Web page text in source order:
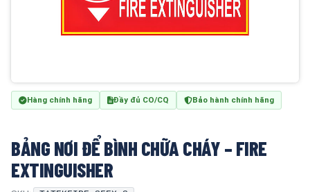
Hàng chính hãng Đầy đủ CO/CQ Bảo hành chính hãng
BẢNG NƠI ĐỂ BÌNH CHỮA CHÁY – FIRE
EXTINGUISHER